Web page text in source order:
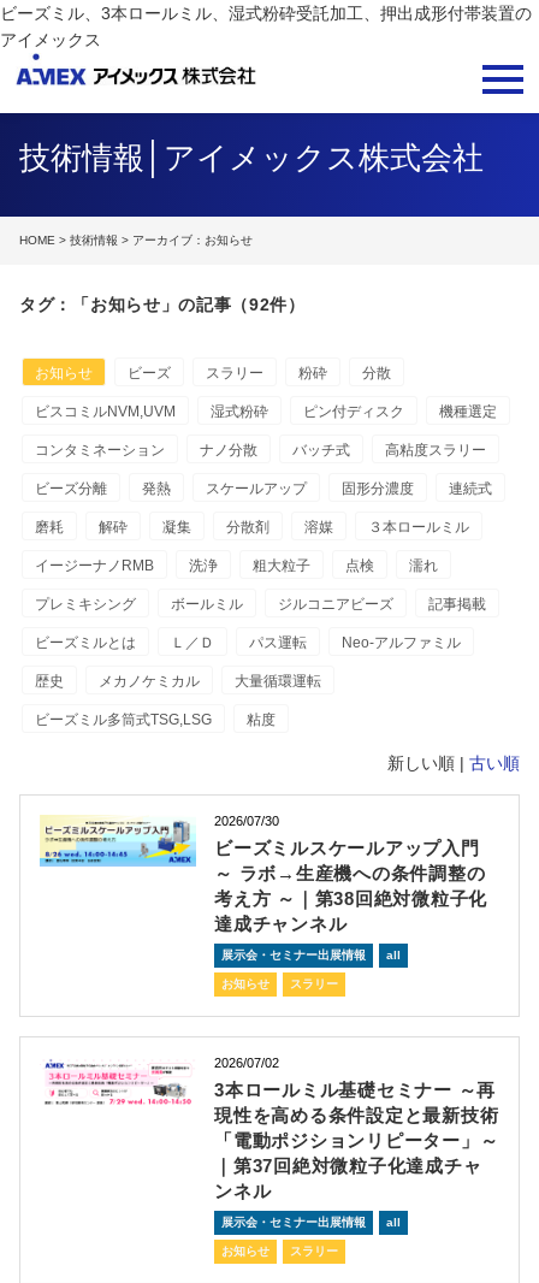
ビーズミル、3本ロールミル、湿式粉砕受託加工、押出成形付帯装置の
アイメックス
技術情報│アイメックス株式会社
HOME > 技術情報 > アーカイブ：お知らせ
タグ：「お知らせ」の記事（92件）
お知らせ ビーズ スラリー 粉砕 分散
ビスコミルNVM,UVM 湿式粉砕 ピン付ディスク 機種選定
コンタミネーション ナノ分散 バッチ式 高粘度スラリー
ビーズ分離 発熱 スケールアップ 固形分濃度 連続式
磨耗 解砕 凝集 分散剤 溶媒 ３本ロールミル
イージーナノRMB 洗浄 粗大粒子 点検 濡れ
プレミキシング ボールミル ジルコニアビーズ 記事掲載
ビーズミルとは Ｌ／Ｄ パス運転 Neo-アルファミル
歴史 メカノケミカル 大量循環運転
ビーズミル多筒式TSG,LSG 粘度
新しい順 | 古い順
2026/07/30
ビーズミルスケールアップ入門
～ ラボ→生産機への条件調整の
考え方 ～｜第38回絶対微粒子化
達成チャンネル
展示会・セミナー出展情報 all
お知らせ スラリー
2026/07/02
3本ロールミル基礎セミナー ～再
現性を高める条件設定と最新技術
「電動ポジションリピーター」～
｜第37回絶対微粒子化達成チャ
ンネル
展示会・セミナー出展情報 all
お知らせ スラリー